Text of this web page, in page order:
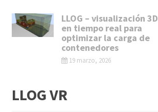
LLOG – visualización 3D
en tiempo real para
optimizar la carga de
contenedores
19 marzo, 2026
LLOG VR